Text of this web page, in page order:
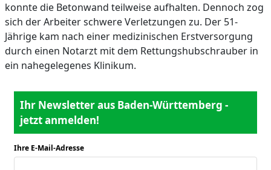
konnte die Betonwand teilweise aufhalten. Dennoch zog
sich der Arbeiter schwere Verletzungen zu. Der 51-
Jährige kam nach einer medizinischen Erstversorgung
durch einen Notarzt mit dem Rettungshubschrauber in
ein nahegelegenes Klinikum.
Ihr Newsletter aus Baden-Württemberg -
jetzt anmelden!
Ihre E-Mail-Adresse